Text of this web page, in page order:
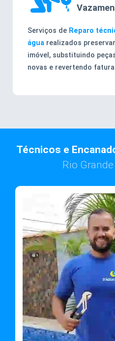
Serviços de Reparo
água realizados
imóvel, substituindo
novas e revertendo
Técnicos e
Rio